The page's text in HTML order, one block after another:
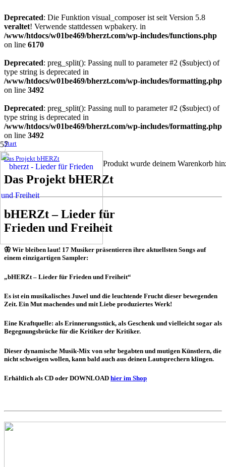
Deprecated: Die Funktion visual_composer ist seit Version 5.8
veraltet! Verwende stattdessen wpbakery. in
/www/htdocs/w01be469/bherzt.com/wp-includes/functions.php
on line 6170
Deprecated: preg_split(): Passing null to parameter #2 ($subject) of
type string is deprecated in
/www/htdocs/w01be469/bherzt.com/wp-includes/formatting.php
on line 3492
Deprecated: preg_split(): Passing null to parameter #2 ($subject) of
type string is deprecated in
/www/htdocs/w01be469/bherzt.com/wp-includes/formatting.php
on line 3492
Produkt wurde deinem Warenkorb
Start
/
Das Projekt bHERZt
Das Projekt bHERZt
bHERZt – Lieder für
Frieden und Freiheit
🦋 Wir bleiben laut! 17 Musiker präsentieren ihre aktuellsten Songs auf
einem einzigartigen Sampler:
„bHERZt – Lieder für Frieden und Freiheit“
Es ist ein musikalisches Juwel und die leuchtende Frucht dieser bewegenden
Zeit. Ein Mut machendes und mit Liebe produziertes Werk!
Eine Kraftquelle: als Erinnerungsstück, als Geschenk und vielleicht sogar als
Begegnungsbrücke für die Kritiker der Kritiker.
Dieser dynamische Musik-Mix von sehr begabten und mutigen Künstlern, die
nicht schweigen wollen, kann bald auch aus deinen Lautsprechern klingen.
Erhältlich als CD oder DOWNLOAD hier im Shop